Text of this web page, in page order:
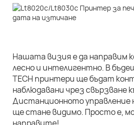
Нашата визия е да направим
лесно и интелигентно. В
TECH принтери ще бъдат
наблюдавани чрез свързване
Дистанционното управление
ще стане видимо. Просто е,